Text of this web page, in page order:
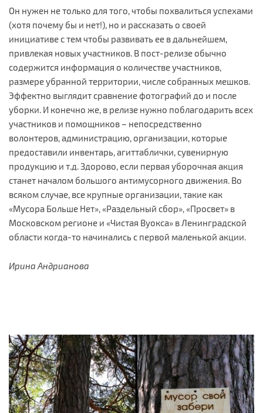
Он нужен не только для того, чтобы похвалиться успехами
(хотя почему бы и нет!), но и рассказать о своей
инициативе с тем чтобы развивать ее в дальнейшем,
привлекая новых участников. В пост-релизе обычно
содержится информация о количестве участников,
размере убранной территории, числе собранных мешков.
Эффектно выглядит сравнение фотографий до и после
уборки. И конечно же, в релизе нужно поблагодарить всех
участников и помощников – непосредственно
волонтеров, администрацию, организации, которые
предоставили инвентарь, агиттаблички, сувенирную
продукцию и т.д. Здорово, если первая уборочная акция
станет началом большого антимусорного движения. Во
всяком случае, все крупные организации, такие как
«Мусора Больше Нет», «Раздельный сбор», «Просвет» в
Московском регионе и «Чистая Вуокса» в Ленинградской
области когда-то начинались с первой маленькой акции.
Ирина Андрианова